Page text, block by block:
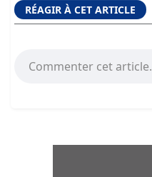
RÉAGIR À CET ARTICLE
Commenter cet article.